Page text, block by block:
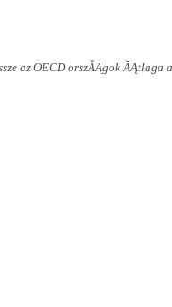
az OECD orszĂĄgok